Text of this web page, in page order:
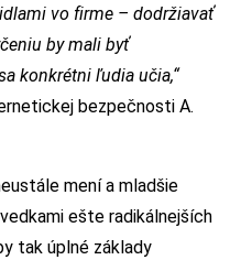
vo firme – dodržiavať
by mali byť
konkrétni ľudia učia,“
bezpečnosti A.
mení a mladšie
ešte radikálnejších
tak úplné základy